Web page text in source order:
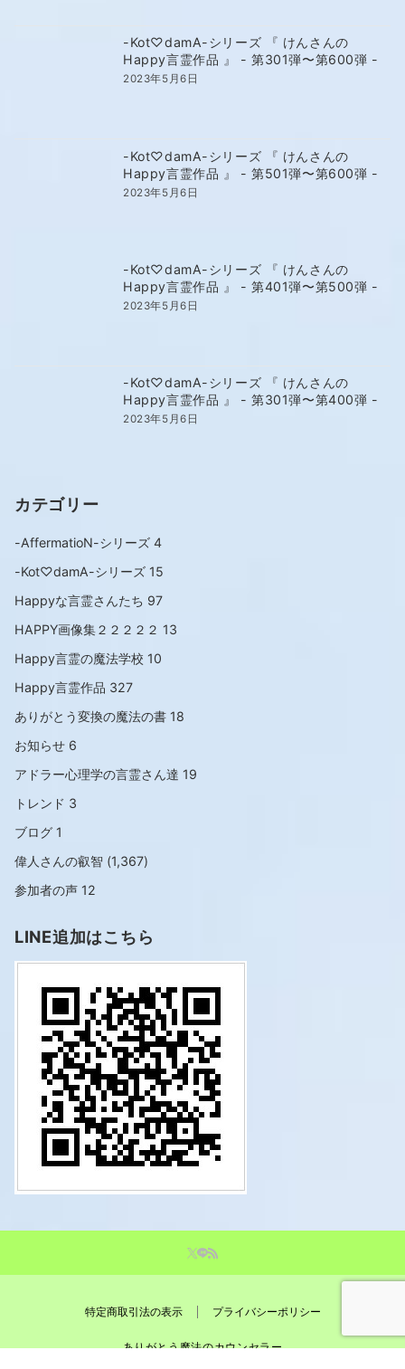
-Kot♡damA-シリーズ 『 けんさんの
Happy言霊作品 』 - 第301弾〜第600弾 -
2023年5月6日
-Kot♡damA-シリーズ 『 けんさんの
Happy言霊作品 』 - 第501弾〜第600弾 -
2023年5月6日
-Kot♡damA-シリーズ 『 けんさんの
Happy言霊作品 』 - 第401弾〜第500弾 -
2023年5月6日
-Kot♡damA-シリーズ 『 けんさんの
Happy言霊作品 』 - 第301弾〜第400弾 -
2023年5月6日
カテゴリー
-AffermatioN-シリーズ 4
-Kot♡damA-シリーズ 15
Happyな言霊さんたち 97
HAPPY画像集２２２２２ 13
Happy言霊の魔法学校 10
Happy言霊作品 327
ありがとう変換の魔法の書 18
お知らせ 6
アドラー心理学の言霊さん達 19
トレンド 3
ブログ 1
偉人さんの叡智 (1,367)
参加者の声 12
LINE追加はこちら
特定商取引法の表示 プライバシーポリシー
ありがとう魔法のカウンセラー